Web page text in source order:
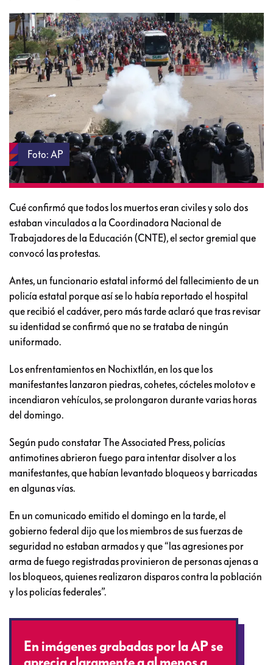
Foto: AP
Cué confirmó que todos los muertos eran civiles y solo dos
estaban vinculados a la Coordinadora Nacional de
Trabajadores de la Educación (CNTE), el sector gremial que
convocó las protestas.
Antes, un funcionario estatal informó del fallecimiento de un
policía estatal porque así se lo había reportado el hospital
que recibió el cadáver, pero más tarde aclaró que tras revisar
su identidad se confirmó que no se trataba de ningún
uniformado.
Los enfrentamientos en Nochixtlán, en los que los
manifestantes lanzaron piedras, cohetes, cócteles molotov e
incendiaron vehículos, se prolongaron durante varias horas
del domingo.
Según pudo constatar The Associated Press, policías
antimotines abrieron fuego para intentar disolver a los
manifestantes, que habían levantado bloqueos y barricadas
en algunas vías.
En un comunicado emitido el domingo en la tarde, el
gobierno federal dijo que los miembros de sus fuerzas de
seguridad no estaban armados y que “las agresiones por
arma de fuego registradas provinieron de personas ajenas a
los bloqueos, quienes realizaron disparos contra la población
y los policías federales”.
En imágenes grabadas por la AP se